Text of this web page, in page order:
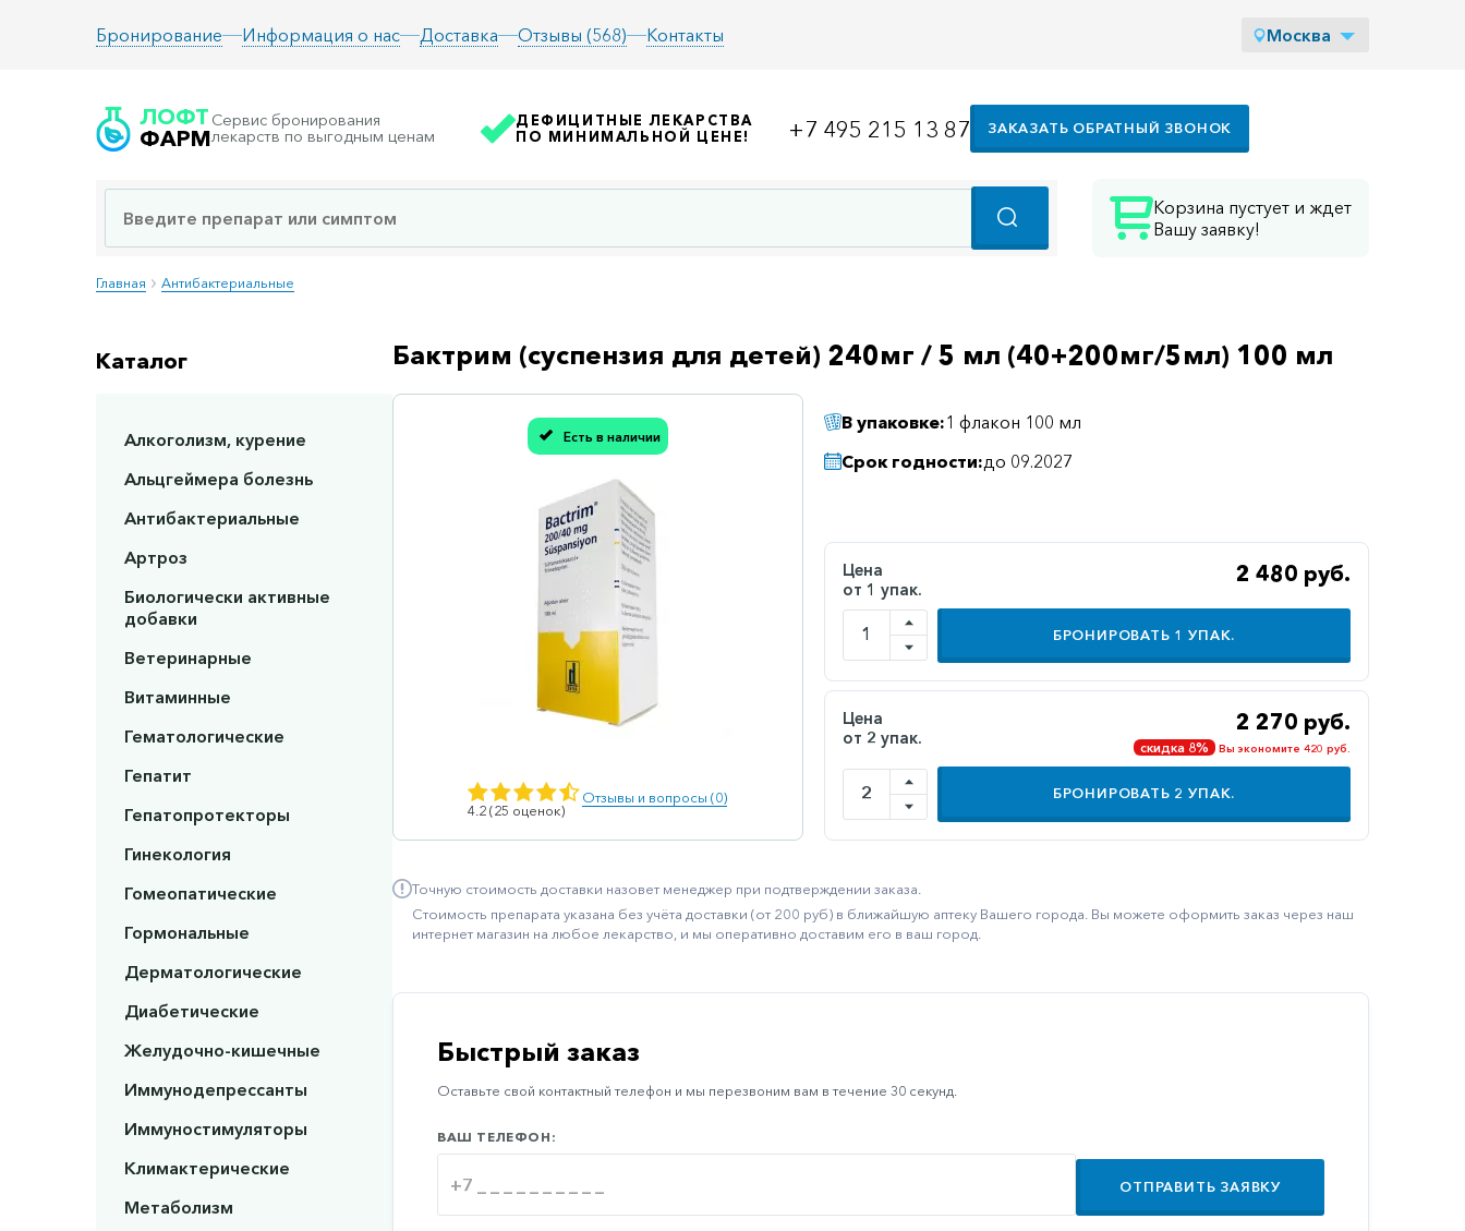
Бронирование Информация о нас Доставка Отзывы (568) Контакты Москва
ЛОФТ
ФАРМ
Сервис бронирования
лекарств по выгодным ценам
Корзина пустует и ждет
Вашу заявку!
ДЕФИЦИТНЫЕ ЛЕКАРСТВА
ПО МИНИМАЛЬНОЙ ЦЕНЕ!
+7 495 215 13 87 ЗАКАЗАТЬ ОБРАТНЫЙ ЗВОНОК
Главная Антибактериальные
Каталог
Алкоголизм, курение
Альцгеймера болезнь
Антибактериальные
Артроз
Биологически активные
добавки
Ветеринарные
Витаминные
Гематологические
Гепатит
Гепатопротекторы
Гинекология
Гомеопатические
Гормональные
Дерматологические
Диабетические
Желудочно-кишечные
Иммунодепрессанты
Иммуностимуляторы
Климактерические
Метаболизм
Бактрим (суспензия для детей) 240мг / 5 мл (40+200мг/5мл) 100 мл
Есть в наличии
4.2 (25 оценок)
Отзывы и вопросы (0)
Спасибо, мы учли Вашу оценку!
В упаковке:1 флакон 100 мл
Срок годности:до 09.2027
Цена
от 1 упак.
2 480 руб.
БРОНИРОВАТЬ 1 УПАК.
Цена
от 2 упак.
2 270 руб.
скидка 8% Вы экономите 420 руб.
БРОНИРОВАТЬ 2 УПАК.
Точную стоимость доставки назовет менеджер при подтверждении заказа.
Стоимость препарата указана без учёта доставки (от 200 руб) в ближайшую аптеку Вашего города. Вы можете оформить заказ через наш
интернет магазин на любое лекарство, и мы оперативно доставим его в ваш город.
Быстрый заказ
Оставьте свой контактный телефон и мы перезвоним вам в течение 30 секунд.
ВАШ ТЕЛЕФОН:
ОТПРАВИТЬ ЗАЯВКУ